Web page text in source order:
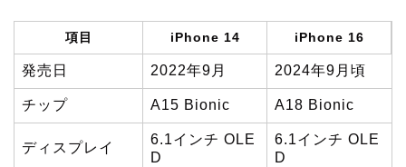
項目 iPhone 14 iPhone 16
発売日 2022年9月 2024年9月頃
チップ A15 Bionic A18 Bionic
ディスプレイ
6.1インチ OLE
D
6.1インチ OLE
D